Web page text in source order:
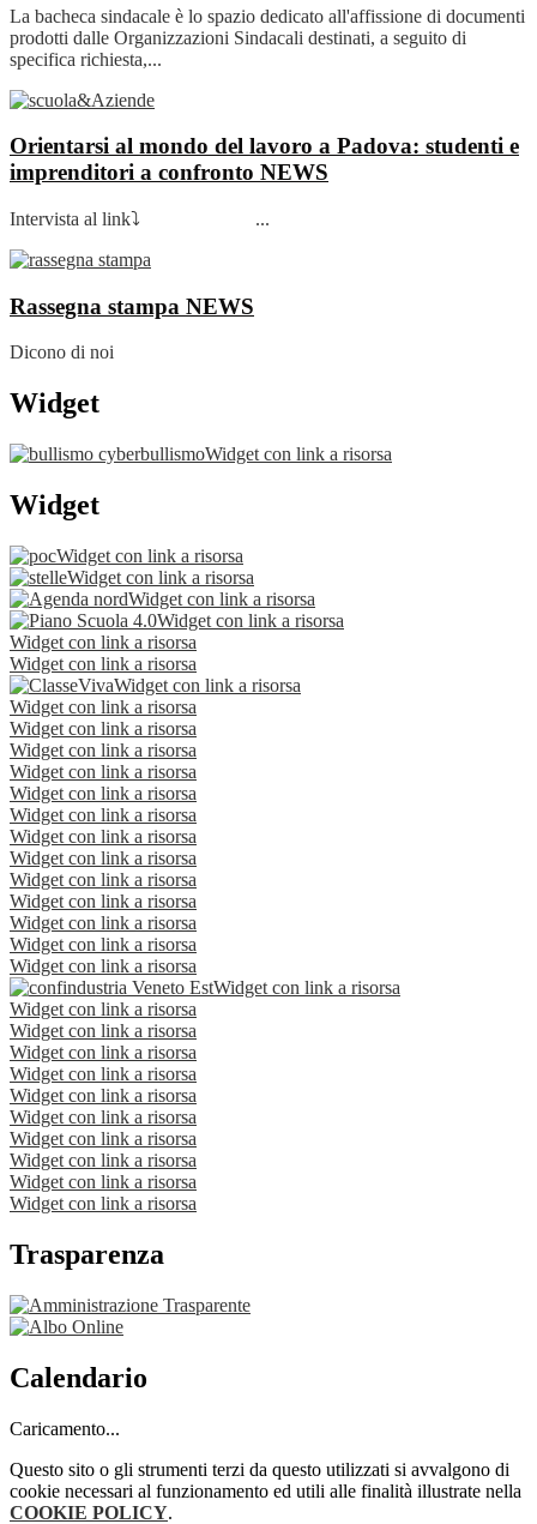
La bacheca sindacale è lo spazio dedicato all'affissione di documenti
prodotti dalle Organizzazioni Sindacali destinati, a seguito di
specifica richiesta,...
Orientarsi al mondo del lavoro a Padova: studenti e
imprenditori a confronto NEWS
Intervista al link⤵️ ...
Rassegna stampa NEWS
Dicono di noi
Widget
Widget con link a risorsa
Widget
Widget con link a risorsa
Widget con link a risorsa
Widget con link a risorsa
Widget con link a risorsa
Widget con link a risorsa
Widget con link a risorsa
Widget con link a risorsa
Widget con link a risorsa
Widget con link a risorsa
Widget con link a risorsa
Widget con link a risorsa
Widget con link a risorsa
Widget con link a risorsa
Widget con link a risorsa
Widget con link a risorsa
Widget con link a risorsa
Widget con link a risorsa
Widget con link a risorsa
Widget con link a risorsa
Widget con link a risorsa
Widget con link a risorsa
Widget con link a risorsa
Widget con link a risorsa
Widget con link a risorsa
Widget con link a risorsa
Widget con link a risorsa
Widget con link a risorsa
Widget con link a risorsa
Widget con link a risorsa
Widget con link a risorsa
Widget con link a risorsa
Trasparenza
Calendario
Caricamento...
Questo sito o gli strumenti terzi da questo utilizzati si avvalgono di
cookie necessari al funzionamento ed utili alle finalità illustrate nella
COOKIE POLICY.